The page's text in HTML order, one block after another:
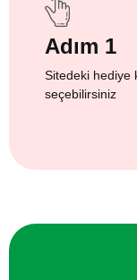
Adım 1
Sitedeki hediye
seçebilirsiniz